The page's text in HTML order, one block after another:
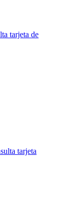
tarjeta de
tarjeta